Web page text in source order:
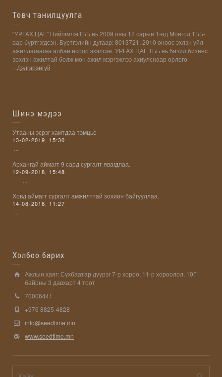
Товч танилцуулга
"УРГАХ ЦАГ” НийгэмлэгТББ нь 2009 оны 12 сарын 1-нд Монгол ТББ-
аар бүртгэгдсэн. Бүртгэлийн дугаар: 8013721. 2010 оноос эхлэн үйл
ажиллагаагаа албан ёсоор эхэлсэн. УРГАХ ЦАГ ТББ нь бичил бизнес
эрхлэн ажилтай болж мөн ажил мэргэжлээ ахиулснаар орлого
...Дэлгэрэнгүй
Шинэ мэдээ
Утааны эсрэг хамтдаа тэмцье
13-02-2019, 15:30
...
Aрхангай аймагт 9 сард сургалт явагдлаа.
12-09-2018, 15:48
...
Ховд аймагт сургалт амжилттай зохион байгууллаа.
14-08-2018, 11:27
...
Холбоо барих
Ажлын хаяг: Сүхбаатар дүүрэг 7-р хороо, 11-р хороолол, 10Г
байрны 3 давхарт 4 тоот
70006441
+976 8825-4828
info@seedtime.mn
www.seedtime.mn